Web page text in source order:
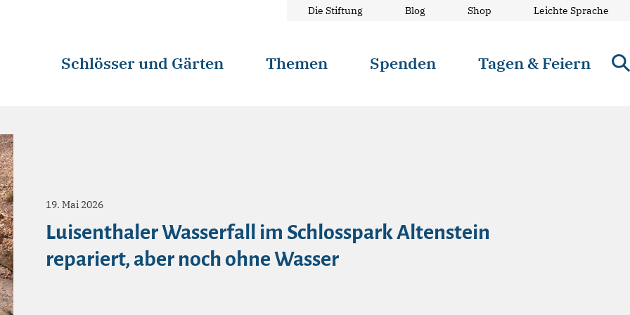
Die Stiftung Blog Shop Leichte Sprache
Schlösser und Gärten Themen Spenden Tagen & Feiern
19. Mai 2026
Luisenthaler Wasserfall im Schlosspark Altenstein
repariert, aber noch ohne Wasser